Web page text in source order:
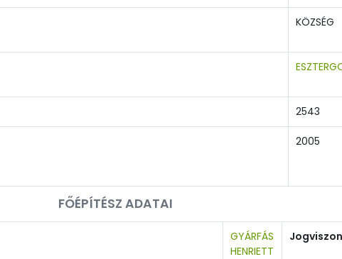
KÖZSÉG
2543
2005
FŐÉPÍTÉSZ ADATAI
GYÁRFÁS
HENRIETT